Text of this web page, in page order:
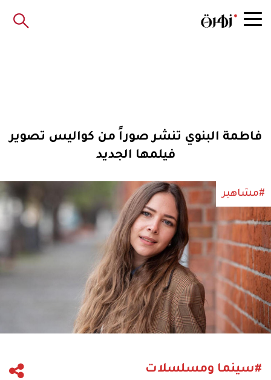
فاطمة البنوي تنشر صوراً من كواليس تصوير
فيلمها الجديد
#مشاهير
#سينما ومسلسلات